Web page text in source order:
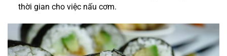
thời gian cho việc nấu cơm.